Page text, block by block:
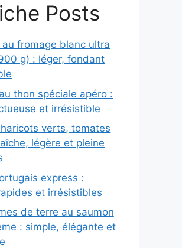
Posts
au fromage blanc ultra
g) : léger, fondant
thon spéciale apéro :
et irrésistible
verts, tomates
légère et pleine
express :
et irrésistibles
de terre au saumon
: simple, élégante et